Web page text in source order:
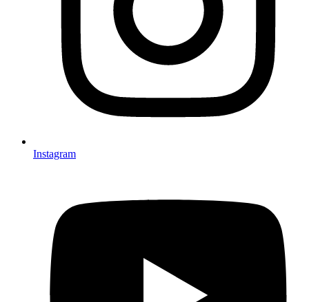
Instagram